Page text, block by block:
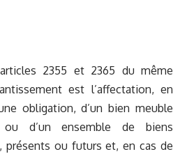
2355 et 2365 du même
est l’affectation, en
obligation, d’un bien meuble
ou d’un ensemble de biens
présents ou futurs et, en cas de